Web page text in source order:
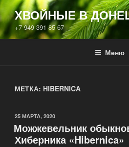
Перейти
к
содержимому
ХВОЙНЫЕ В
+7 949 391 85 67
Меню
МЕТКА: HIBERNICA
ОПУБЛИКОВАНО
25 МАРТА, 2020
Можжевельник
Хиберника «Hibernica»